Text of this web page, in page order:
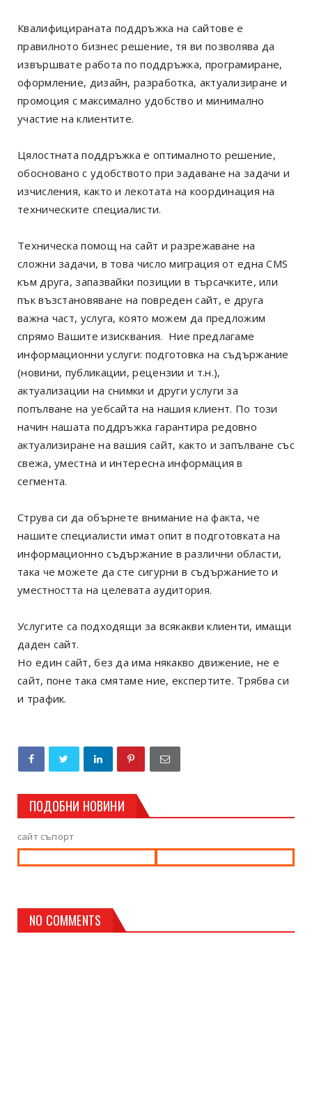
Квалифицираната поддръжка на сайтове е
правилното бизнес решение, тя ви позволява да
извършвате работа по поддръжка, програмиране,
оформление, дизайн, разработка, актуализиране и
промоция с максимално удобство и минимално
участие на клиентите.
Цялостната поддръжка е оптималното решение,
обосновано с удобството при задаване на задачи и
изчисления, както и лекотата на координация на
техническите специалисти.
Техническа помощ на сайт и разрежаване на
сложни задачи, в това число миграция от една CMS
към друга, запазвайки позиции в търсачките, или
пък възстановяване на повреден сайт, е друга
важна част, услуга, която можем да предложим
спрямо Вашите изисквания. Ние предлагаме
информационни услуги: подготовка на съдържание
(новини, публикации, рецензии и т.н.),
актуализации на снимки и други услуги за
попълване на уебсайта на нашия клиент. По този
начин нашата поддръжка гарантира редовно
актуализиране на вашия сайт, както и запълване със
свежа, уместна и интересна информация в
сегмента.
Струва си да обърнете внимание на факта, че
нашите специалисти имат опит в подготовката на
информационно съдържание в различни области,
така че можете да сте сигурни в съдържанието и
уместността на целевата аудитория.
Услугите са подходящи за всякакви клиенти, имащи
даден сайт.
Но един сайт, без да има някакво движение, не е
сайт, поне така смятаме ние, експертите. Трябва си
и трафик.
ПОДОБНИ НОВИНИ
сайт съпорт
NO COMMENTS